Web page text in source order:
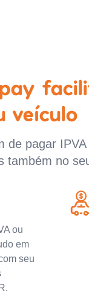
veículo
de pagar
também no
ou
em
seu